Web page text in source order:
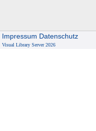
Impressum Datenschutz
Visual Library Server 2026